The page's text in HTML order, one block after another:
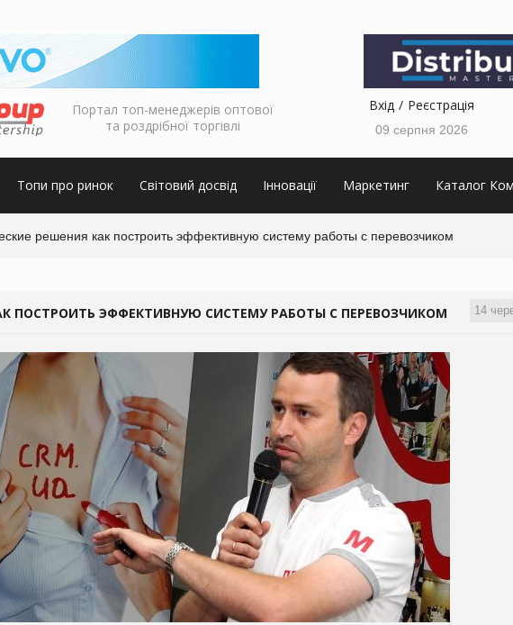
Портал топ-менеджерів оптової
та роздрібної торгівлі
Вхід Реєстрація
09 серпня 2026
Топи про ринок Світовий досвід Інновації Маркетинг Каталог
решения как построить эффективную систему работы с перевозчиком
14
ПОСТРОИТЬ ЭФФЕКТИВНУЮ СИСТЕМУ РАБОТЫ С ПЕРЕВОЗЧИКОМ